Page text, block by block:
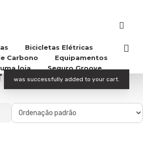
Bicicletas Elétricas
Carbono
Equipamentos
loja
Seguro Groove
account
was successfully added to your cart.
90 22v
Close